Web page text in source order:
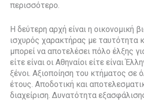
περισσότερο.
Η δεύτερη αρχή είναι η οικονομική
ισχυρός χαρακτήρας με ταυτότητα
μπορεί να αποτελέσει πόλο έλξης
είτε είναι οι Αθηναίοι είτε είναι
ξένοι. Αξιοποίηση του κτήματος σε
έτους. Αποδοτική και
διαχείριση. Δυνατότητα